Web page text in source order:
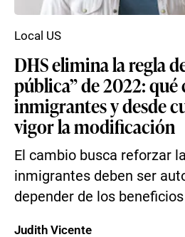
DHS elimina la regla
pública” de 2022:
inmigrantes y desde
vigor la modificación
El cambio busca reforzar
inmigrantes deben ser
depender de los
Local US
Judith Vicente